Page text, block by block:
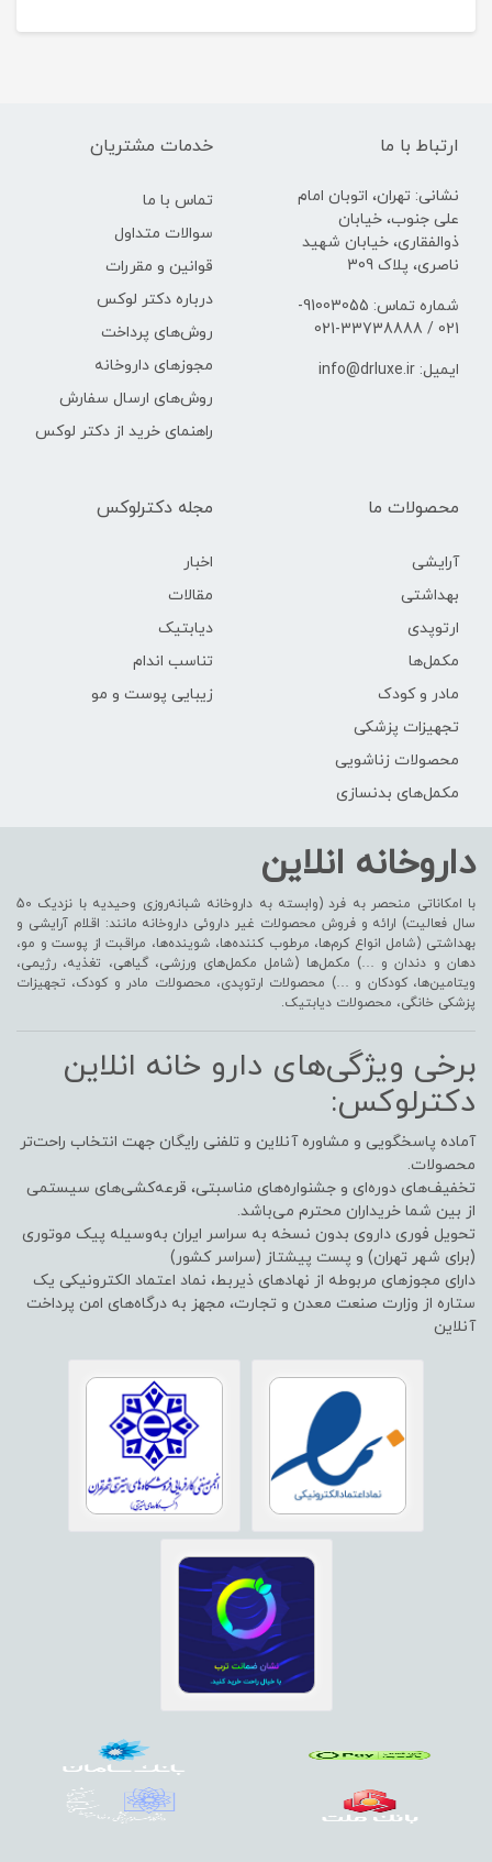
ارتباط با ما
نشانی: تهران، اتوبان امام
علی جنوب، خیابان
ذوالفقاری، خیابان شهید
ناصری، پلاک 309
شماره تماس: 91003055-
021 / 33738888-021
ایمیل: info@drluxe.ir
خدمات مشتریان
تماس با ما
سوالات متداول
قوانین و مقررات
درباره دکتر لوکس
روش‌های پرداخت
مجوزهای داروخانه
روش‌های ارسال سفارش
راهنمای خرید از دکتر لوکس
محصولات ما
آرایشی
بهداشتی
ارتوپدی
مکمل‌ها
مادر و کودک
تجهیزات پزشکی
محصولات زناشویی
مکمل‌های بدنسازی
مجله دکترلوکس
اخبار
مقالات
دیابتیک
تناسب اندام
زیبایی پوست و مو
داروخانه انلاین
با امکاناتی منحصر به فرد (وابسته به داروخانه شبانه‌روزی وحیدیه با نزدیک 50
سال فعالیت) ارائه و فروش محصولات غیر داروئی داروخانه مانند: اقلام آرایشی و
بهداشتی (شامل انواع کرم‌ها، مرطوب کننده‌ها، شوینده‌ها، مراقبت از پوست و مو،
دهان و دندان و …) مکمل‌ها (شامل مکمل‌های ورزشی، گیاهی، تغذیه، رژیمی،
ویتامین‌ها، کودکان و …) محصولات ارتوپدی، محصولات مادر و کودک، تجهیزات
پزشکی خانگی، محصولات دیابتیک.
برخی ویژگی‌های دارو خانه انلاین
دکترلوکس:
آماده پاسخگویی و مشاوره آنلاین و تلفنی رایگان جهت انتخاب راحت‌تر
محصولات.
تخفیف‌های دوره‌ای و جشنواره‌های مناسبتی، قرعه‌کشی‌های سیستمی
از بین شما خریداران محترم می‌باشد.
تحویل فوری داروی بدون نسخه به سراسر ایران به‌وسیله پیک موتوری
(برای شهر تهران) و پست پیشتاز (سراسر کشور)
دارای مجوزهای مربوطه از نهادهای ذیربط، نماد اعتماد الکترونیکی یک
ستاره از وزارت صنعت معدن و تجارت، مجهز به درگاه‌های امن پرداخت
آنلاین